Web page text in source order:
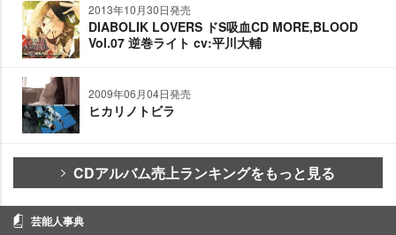
2013年10月30日発売
DIABOLIK LOVERS ドS吸血CD MORE,BLOOD
Vol.07 逆巻ライト cv:平川大輔
2009年06月04日発売
ヒカリノトビラ
CDアルバム売上ランキングをもっと見る
芸能人事典